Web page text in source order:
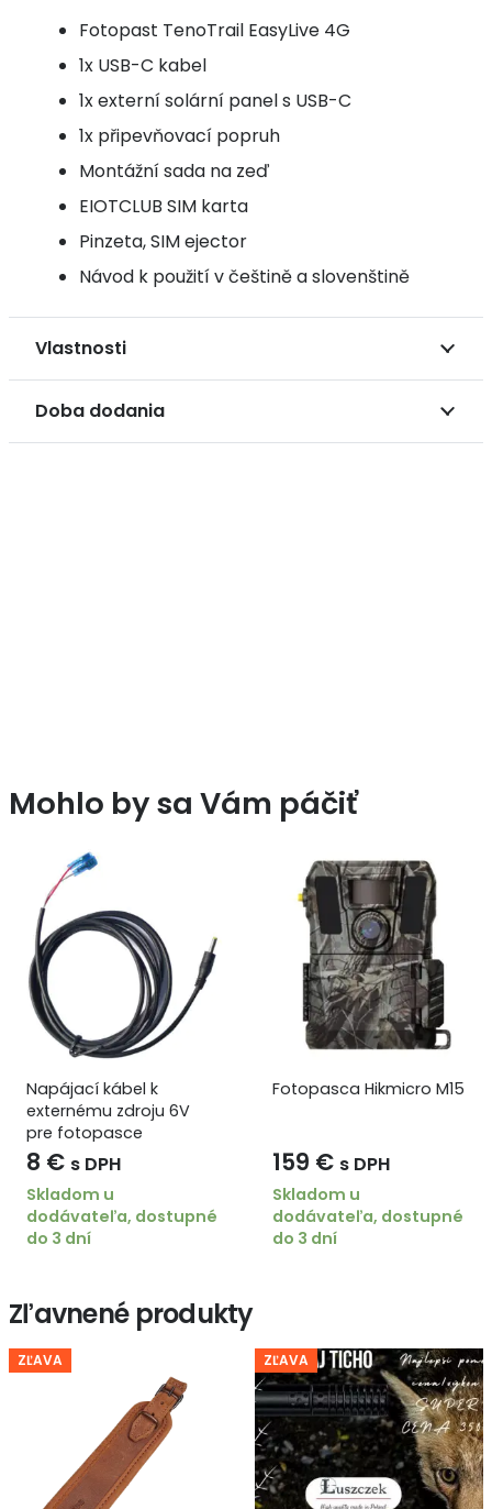
Fotopast TenoTrail EasyLive 4G
1x USB-C kabel
1x externí solární panel s USB-C
1x připevňovací popruh
Montážní sada na zeď
EIOTCLUB SIM karta
Pinzeta, SIM ejector
Návod k použití v češtině a slovenštině
Vlastnosti
Doba dodania
Mohlo by sa Vám páčiť
Napájací kábel k
externému zdroju 6V
pre fotopasce
TenoTrail
8 € s DPH
Skladom u
dodávateľa, dostupné
do 3 dní
Fotopasca Hikmicro M15
159 € s DPH
Skladom u
dodávateľa, dostupné
do 3 dní
Zľavnené produkty
ZĽAVA ZĽAVA